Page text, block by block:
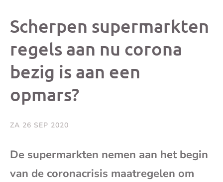
op
Scherpen supermarkten
regels aan nu corona
bezig is aan een
opmars?
ZA 26 SEP 2020
De supermarkten nemen aan het begin
van de coronacrisis maatregelen om